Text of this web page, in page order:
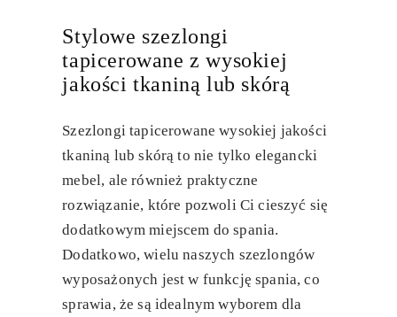
Stylowe szezlongi
tapicerowane z wysokiej
jakości tkaniną lub skórą
Szezlongi tapicerowane wysokiej jakości
tkaniną lub skórą to nie tylko elegancki
mebel, ale również praktyczne
rozwiązanie, które pozwoli Ci cieszyć się
dodatkowym miejscem do spania.
Dodatkowo, wielu naszych szezlongów
wyposażonych jest w funkcję spania, co
sprawia, że są idealnym wyborem dla